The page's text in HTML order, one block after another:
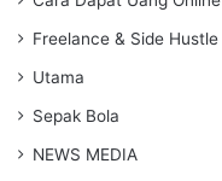
Freelance & Side Hustle
Utama
Sepak Bola
NEWS MEDIA